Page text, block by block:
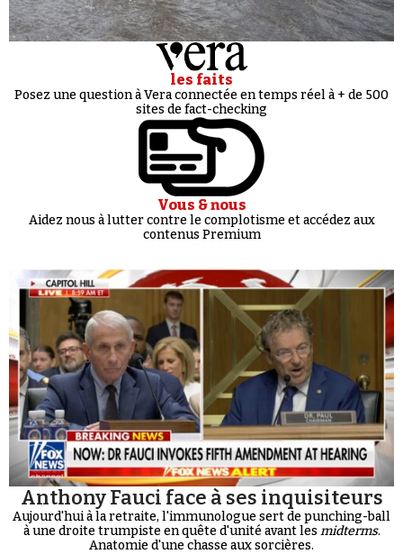
les faits
Posez une question à Vera connectée en temps réel à + de 500
sites de fact-checking
Vous & nous
Aidez nous à lutter contre le complotisme et accédez aux
contenus Premium
Anthony Fauci face à ses inquisiteurs
Aujourd'hui à la retraite, l'immunologue sert de punching-ball
à une droite trumpiste en quête d'unité avant les midterms.
Anatomie d'une chasse aux sorcières.